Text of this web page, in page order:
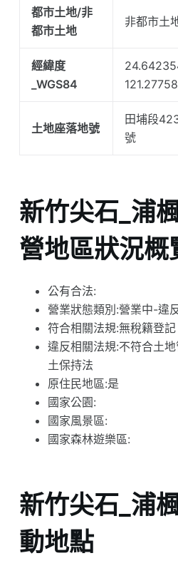
都市土地/非
都市土地
非都市土
經緯度
_WGS84
土地座落地號
田埔段
號
新竹尖石_浦
營地區狀況概
公有合法:
營業狀態類別:營業中-違
符合相關法規:無稅籍登記
違反相關法規:不符合土
土保持法
原住民地區:是
國家公園:
國家風景區:
國家森林遊樂區:
新竹尖石_浦
動地點